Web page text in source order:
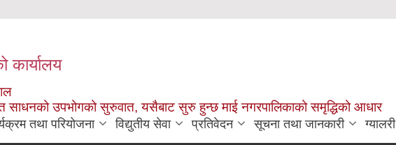
कार्यालय
साधनको उपभोगको सुरुवात, यसैबाट सुरु हुन्छ माई नगरपालिकाको समृद्धिको आधार
तथा परियोजना विद्युतीय सेवा प्रतिवेदन सूचना तथा जानकारी ग्यालरी